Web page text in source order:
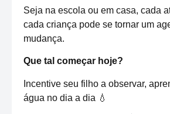
Seja na escola ou em casa, cada
cada criança pode se tornar um
mudança.
Que tal começar hoje?
Incentive seu filho a observar,
água no dia a dia 💧